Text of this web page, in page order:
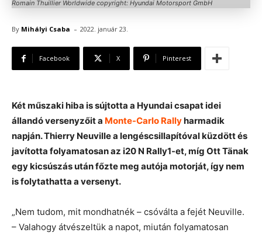
Romain Thuillier Worldwide copyright: Hyundai Motorsport GmbH
By Mihályi Csaba - 2022. január 23.
Facebook X Pinterest
Két műszaki hiba is sújtotta a Hyundai csapat idei
állandó versenyzőit a Monte-Carlo Rallyharmadik
napján. Thierry Neuville a lengéscsillapítóval küzdött és
javította folyamatosan az i20 N Rally1-et, míg Ott Tänak
egy kicsúszás után főzte meg autója motorját, így nem
is folytathatta a versenyt.
„Nem tudom, mit mondhatnék – csóválta a fejét Neuville.
– Valahogy átvészeltük a napot, miután folyamatosan